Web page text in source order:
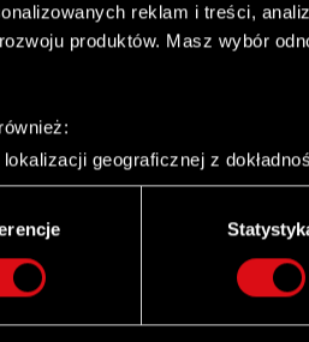
reklam i treści,
produktów. Masz wybór
geograficznej z
analizując
osobiste dane są przetwarzane
zmienić lub wycofać swoją
treści i reklam, aby
Dębskiego
Depozyt Papierów